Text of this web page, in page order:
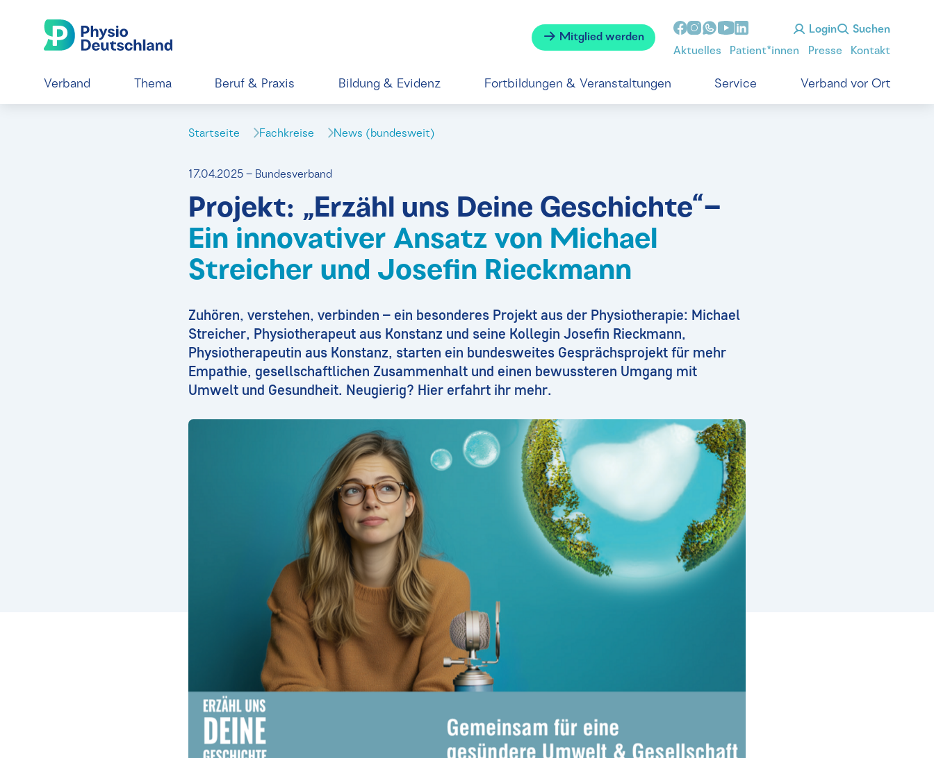
Mitglied werden
Login Suchen
Aktuelles Patient*innen Presse Kontakt
Verband Thema Beruf & Praxis Bildung & Evidenz Fortbildungen & Veranstaltungen Service Verband vor Ort
Startseite Fachkreise News (bundesweit)
17.04.2025 – Bundesverband
Projekt: „Erzähl uns Deine Geschichte“–
Ein innovativer Ansatz von Michael
Streicher und Josefin Rieckmann
Zuhören, verstehen, verbinden – ein besonderes Projekt aus der Physiotherapie: Michael
Streicher, Physiotherapeut aus Konstanz und seine Kollegin Josefin Rieckmann,
Physiotherapeutin aus Konstanz, starten ein bundesweites Gesprächsprojekt für mehr
Empathie, gesellschaftlichen Zusammenhalt und einen bewussteren Umgang mit
Umwelt und Gesundheit. Neugierig? Hier erfahrt ihr mehr.